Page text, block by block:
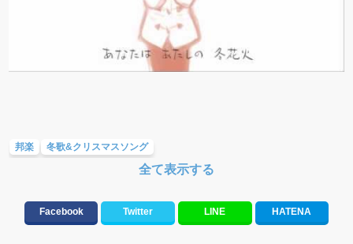
邦楽 冬歌&クリスマスソング
大切な人に贈る歌&ありがとうソング(感謝の歌)
全て表示する
Facebook Twitter LINE HATENA